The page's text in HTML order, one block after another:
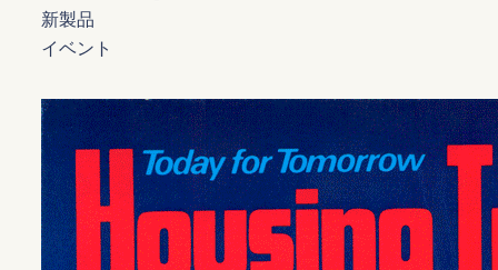
新製品
イベント